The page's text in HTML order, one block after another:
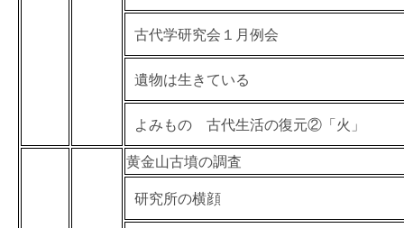
古代学研究会１月例会
遺物は生きている
よみもの 古代生活の復元②「火」
黄金山古墳の調査
研究所の横顔